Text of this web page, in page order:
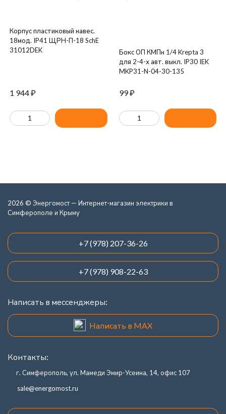
Корпус пластиковый навес.
18мод. IP41 ЩРН-П-18 SchE
31012DEK
1 944₽
Бокс ОП КМПн 1/4 Krepta 3
для 2-4-х авт. выкл. IP30 IEK
MKP31-N-04-30-135
99₽
2026 © Энергомост — Интернет-магазин электрики в
Симферополе и Крыму
+7 (978) 207-36-26
+7 (978) 908-22-63
Написать в мессенджеры:
Написать в MAX
Контакты:
г. Симферополь, ул. Мамеди Эмир-Усеина, 14, офис 107
sale@energomost.ru